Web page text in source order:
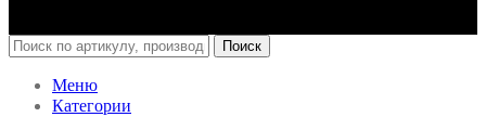
Поиск
Меню
Категории